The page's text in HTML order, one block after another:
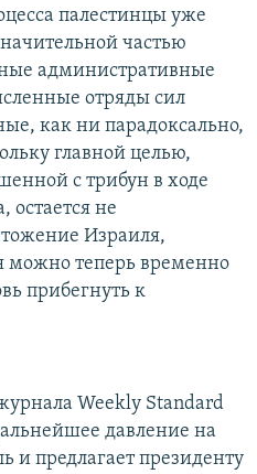
палестинцы уже
частью
административные
отряды сил
как ни парадоксально,
главной целью,
с трибун в ходе
остается не
Израиля,
можно теперь временно
прибегнуть к
Weekly Standard
давление на
и предлагает президенту